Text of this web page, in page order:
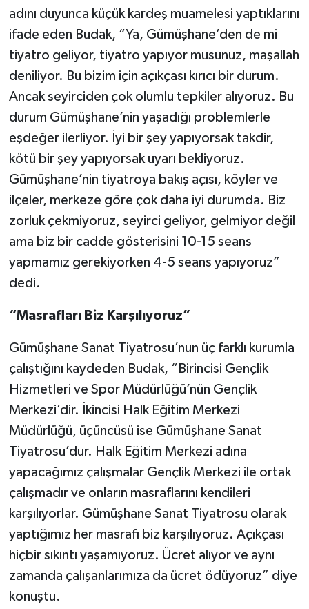
adını duyunca küçük kardeş muamelesi yaptıklarını
ifade eden Budak, “Ya, Gümüşhane’den de mi
tiyatro geliyor, tiyatro yapıyor musunuz, maşallah
deniliyor. Bu bizim için açıkçası kırıcı bir durum.
Ancak seyirciden çok olumlu tepkiler alıyoruz. Bu
durum Gümüşhane’nin yaşadığı problemlerle
eşdeğer ilerliyor. İyi bir şey yapıyorsak takdir,
kötü bir şey yapıyorsak uyarı bekliyoruz.
Gümüşhane’nin tiyatroya bakış açısı, köyler ve
ilçeler, merkeze göre çok daha iyi durumda. Biz
zorluk çekmiyoruz, seyirci geliyor, gelmiyor değil
ama biz bir cadde gösterisini 10-15 seans
yapmamız gerekiyorken 4-5 seans yapıyoruz”
dedi.
“Masrafları Biz Karşılıyoruz”
Gümüşhane Sanat Tiyatrosu’nun üç farklı kurumla
çalıştığını kaydeden Budak, “Birincisi Gençlik
Hizmetleri ve Spor Müdürlüğü’nün Gençlik
Merkezi’dir. İkincisi Halk Eğitim Merkezi
Müdürlüğü, üçüncüsü ise Gümüşhane Sanat
Tiyatrosu’dur. Halk Eğitim Merkezi adına
yapacağımız çalışmalar Gençlik Merkezi ile ortak
çalışmadır ve onların masraflarını kendileri
karşılıyorlar. Gümüşhane Sanat Tiyatrosu olarak
yaptığımız her masrafı biz karşılıyoruz. Açıkçası
hiçbir sıkıntı yaşamıyoruz. Ücret alıyor ve aynı
zamanda çalışanlarımıza da ücret ödüyoruz” diye
konuştu.